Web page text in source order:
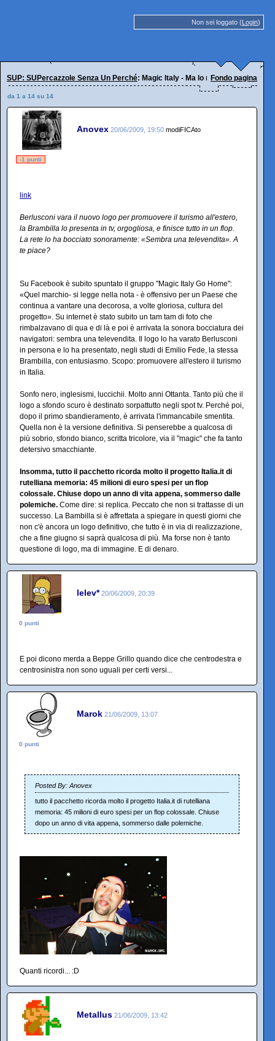
Non sei loggato (Login)
SUP: SUPercazzole Senza Un Perché: Magic Italy - Ma lo manderanno
Fondo pagina
da 1 a 14 su 14
Anovex 20/06/2009, 19:50 modiFICAto
-1 punti
link
Berlusconi vara il nuovo logo per promuovere il turismo all'estero,
la Brambilla lo presenta in tv, orgogliosa, e finisce tutto in un flop.
La rete lo ha bocciato sonoramente: «Sembra una televendita». A
te piace?
Su Facebook è subito spuntato il gruppo "Magic Italy Go Home":
«Quel marchio- si legge nella nota - è offensivo per un Paese che
continua a vantare una decorosa, a volte gloriosa, cultura del
progetto». Su internet è stato subito un tam tam di foto che
rimbalzavano di qua e di là e poi è arrivata la sonora bocciatura dei
navigatori: sembra una televendita. Il logo lo ha varato Berlusconi
in persona e lo ha presentato, negli studi di Emilio Fede, la stessa
Brambilla, con entusiasmo. Scopo: promuovere all'estero il turismo
in Italia.
Sonfo nero, inglesismi, luccichii. Molto anni Ottanta. Tanto più che il
logo a sfondo scuro è destinato sorpattutto negli spot tv. Perché poi,
dopo il primo sbandieramento, è arrivata l'immancabile smentita.
Quella non è la versione definitiva. Si penserebbe a qualcosa di
più sobrio, sfondo bianco, scritta tricolore, via il "magic" che fa tanto
detersivo smacchiante.
Insomma, tutto il pacchetto ricorda molto il progetto Italia.it di
rutelliana memoria: 45 milioni di euro spesi per un flop
colossale. Chiuse dopo un anno di vita appena, sommerso dalle
polemiche. Come dire: si replica. Peccato che non si trattasse di un
successo. La Bambilla si è affrettata a spiegare in questi giorni che
non c'è ancora un logo definitivo, che tutto è in via di realizzazione,
che a fine giugno si saprà qualcosa di più. Ma forse non è tanto
questione di logo, ma di immagine. E di denaro.
lelev* 20/06/2009, 20:39
0 punti
E poi dicono merda a Beppe Grillo quando dice che centrodestra e
centrosinistra non sono uguali per certi versi...
Marok 21/06/2009, 13:07
0 punti
Posted By: Anovex
tutto il pacchetto ricorda molto il progetto Italia.it di rutelliana
memoria: 45 milioni di euro spesi per un flop colossale. Chiuse
dopo un anno di vita appena, sommerso dalle polemiche.
Quanti ricordi... :D
Metallus 21/06/2009, 13:42